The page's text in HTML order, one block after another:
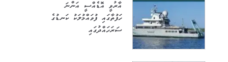
އާރުވީ އޮޑެއްސީ އަންނަ
ހަފުތާގައި ފުވައްމުލަކު ކަނޑުގެ
ސަރަހައްދުގައި